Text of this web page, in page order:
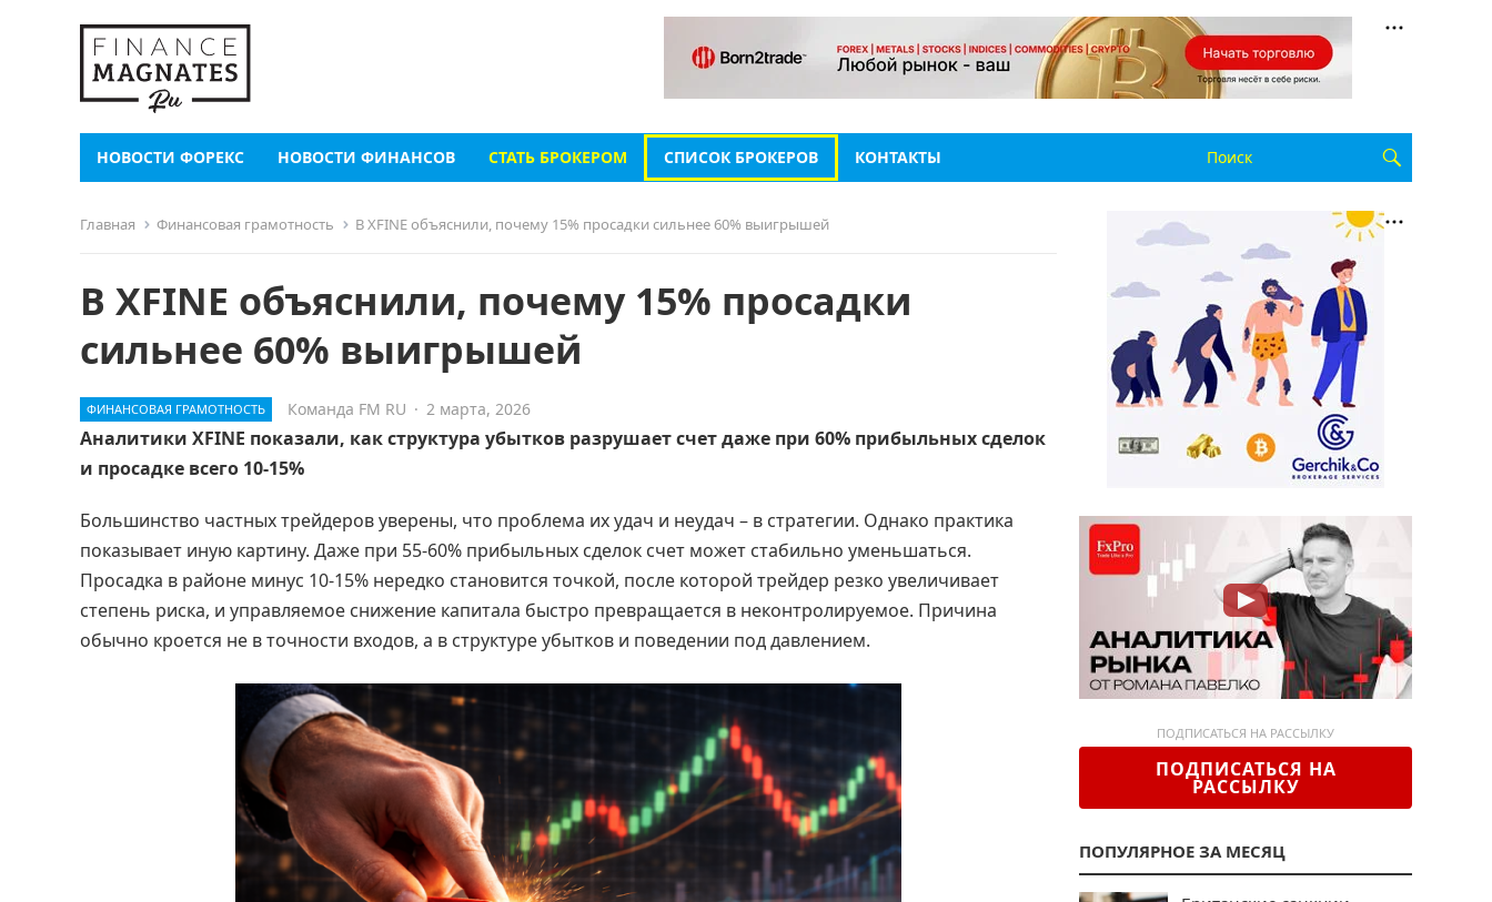
НОВОСТИ ФОРЕКС НОВОСТИ ФИНАНСОВ СТАТЬ БРОКЕРОМ СПИСОК БРОКЕРОВ КОНТАКТЫ
Главная Финансовая грамотность В XFINE объяснили, почему 15% просадки сильнее 60% выигрышей
В XFINE объяснили, почему 15% просадки
сильнее 60% выигрышей
ФИНАНСОВАЯ ГРАМОТНОСТЬ Команда FM RU · 2 марта, 2026
Аналитики XFINE показали, как структура убытков разрушает счет даже при 60% прибыльных сделок
и просадке всего 10-15%
Большинство частных трейдеров уверены, что проблема их удач и неудач – в стратегии. Однако практика
показывает иную картину. Даже при 55-60% прибыльных сделок счет может стабильно уменьшаться.
Просадка в районе минус 10-15% нередко становится точкой, после которой трейдер резко увеличивает
степень риска, и управляемое снижение капитала быстро превращается в неконтролируемое. Причина
обычно кроется не в точности входов, а в структуре убытков и поведении под давлением.
ПОДПИСАТЬСЯ НА РАССЫЛКУ
ПОДПИСАТЬСЯ НА
РАССЫЛКУ
ПОПУЛЯРНОЕ ЗА МЕСЯЦ